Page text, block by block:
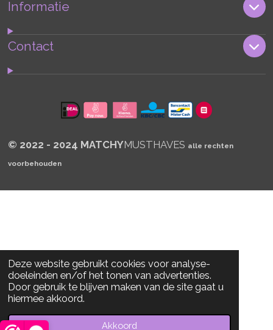
Deze website gebruikt cookies voor analyse-
doeleinden en/of het tonen van advertenties.
Door gebruik te blijven maken van de site gaat u
hiermee akkoord.
Akkoord
a
s
Informatie
Contact
© 2022 - 2024 MATCHYMUSTHAVES alle rechten
voorbehouden